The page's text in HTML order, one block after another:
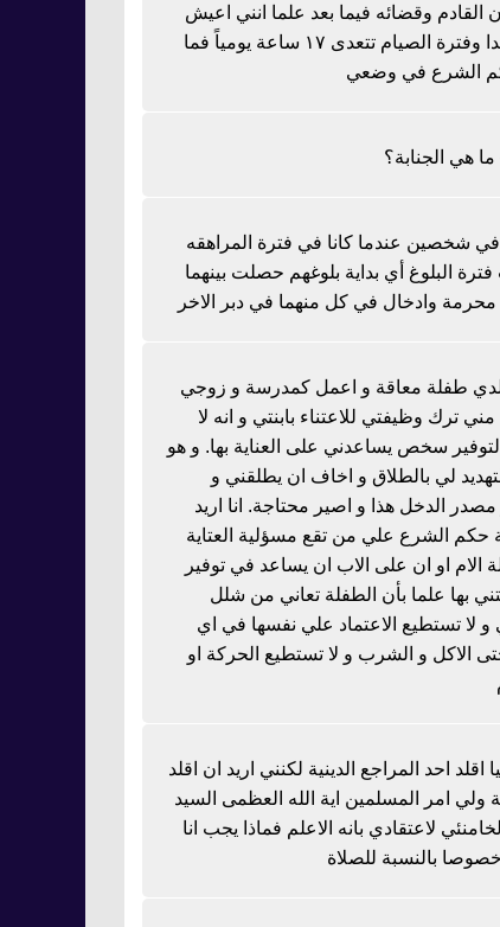
القادم وقضائه فيما بعد علما انني اعيش
في كندا وفترة الصيام تتعدى ١٧ ساعة يومياً فما
الشرع في وضعي
في شخصين عندما كانا في فترة المراهقه
البلوغ أي بداية بلوغهم حصلت بينهما
محرمة وادخال في كل منهما في دبر الاخر
لدي طفلة معاقة و اعمل كمدرسة و زوجي
ترك وظيفتي للاعتناء بابنتي و انه لا
لتوفير سخص يساعدني على العناية بها. و هو
لي بالطلاق و اخاف ان يطلقني و
الدخل هذا و اصير محتاجة. انا اريد
حكم الشرع علي من تقع مسؤلية العتاية
الام او ان على الاب ان يساعد في توفير
بها علما بأن الطفلة تعاني من شلل
و لا تستطيع الاعتماد علي نفسها في اي
الاكل و الشرب و لا تستطيع الحركة او
اقلد احد المراجع الدينية لكنني اريد ان اقلد
ولي امر المسلمين اية الله العظمى السيد
لاعتقادي بانه الاعلم فماذا يجب انا
بالنسبة للصلاة